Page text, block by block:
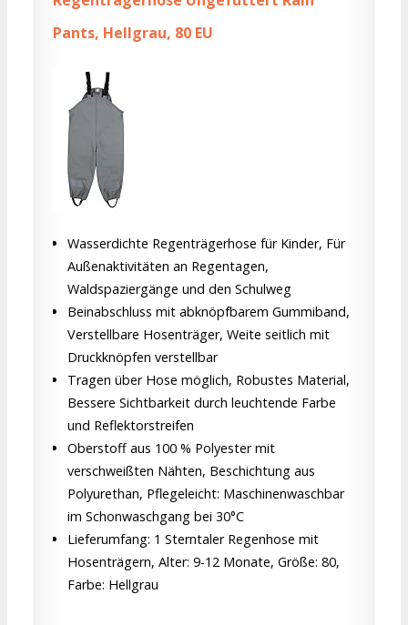
Pants, Hellgrau, 80 EU
Wasserdichte Regenträgerhose für Kinder, Für
Außenaktivitäten an Regentagen,
Waldspaziergänge und den Schulweg
Beinabschluss mit abknöpfbarem Gummiband,
Verstellbare Hosenträger, Weite seitlich mit
Druckknöpfen verstellbar
Tragen über Hose möglich, Robustes Material,
Bessere Sichtbarkeit durch leuchtende Farbe
und Reflektorstreifen
Oberstoff aus 100 % Polyester mit
verschweißten Nähten, Beschichtung aus
Polyurethan, Pflegeleicht: Maschinenwaschbar
im Schonwaschgang bei 30°C
Lieferumfang: 1 Sterntaler Regenhose mit
Hosenträgern, Alter: 9-12 Monate, Größe: 80,
Farbe: Hellgrau